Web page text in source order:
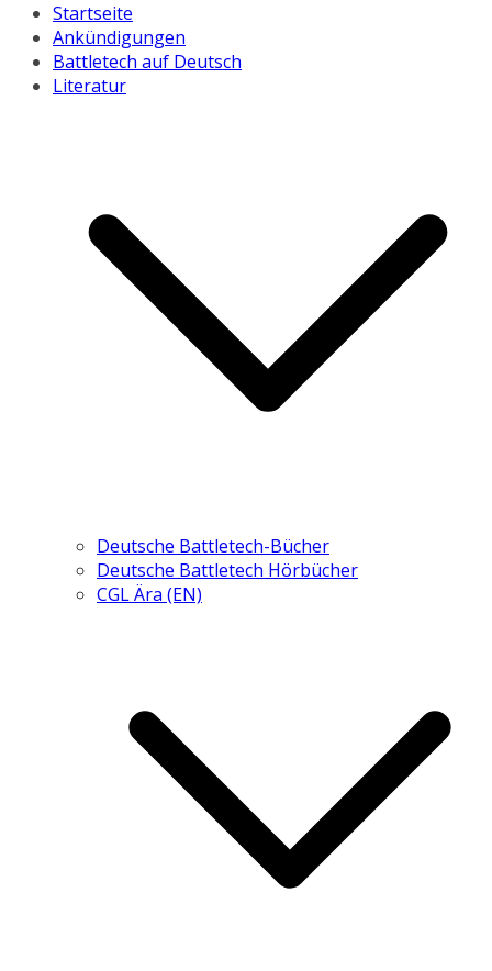
Startseite
Ankündigungen
Battletech auf Deutsch
Literatur
Deutsche Battletech-Bücher
Deutsche Battletech Hörbücher
CGL Ära (EN)